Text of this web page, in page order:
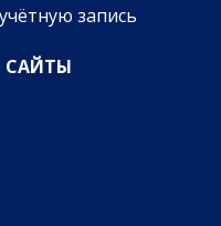
запись
САЙТЫ